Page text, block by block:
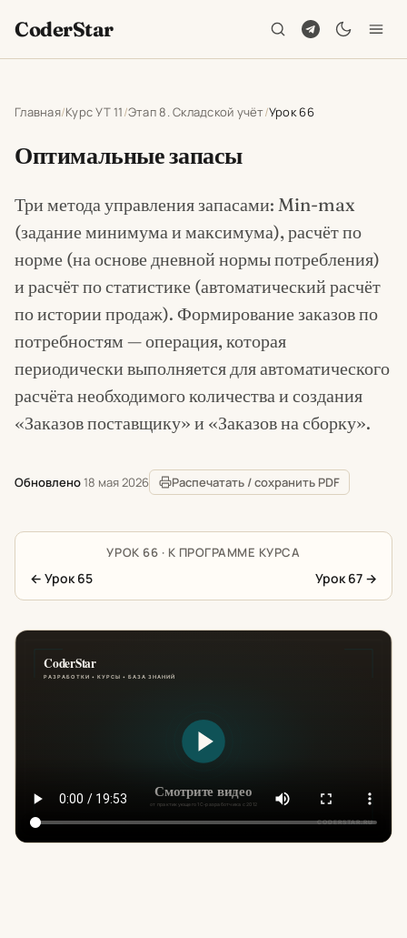
CoderStar
Главная Курс УТ 11 Этап 8. Складской учёт Урок 66
Оптимальные запасы
Три метода управления запасами: Min-max
(задание минимума и максимума), расчёт по
норме (на основе дневной нормы потребления)
и расчёт по статистике (автоматический расчёт
по истории продаж). Формирование заказов по
потребностям — операция, которая
периодически выполняется для автоматического
расчёта необходимого количества и создания
«Заказов поставщику» и «Заказов на сборку».
Обновлено 18 мая 2026 Распечатать / сохранить PDF
← Урок 65
УРОК 66 · К ПРОГРАММЕ КУРСА
Урок 67 →